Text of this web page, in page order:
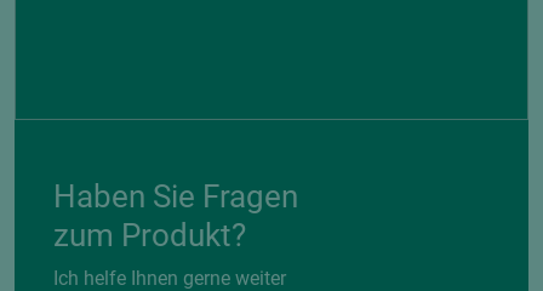
Haben Sie Fragen
zum Produkt?
Ich helfe Ihnen gerne weiter